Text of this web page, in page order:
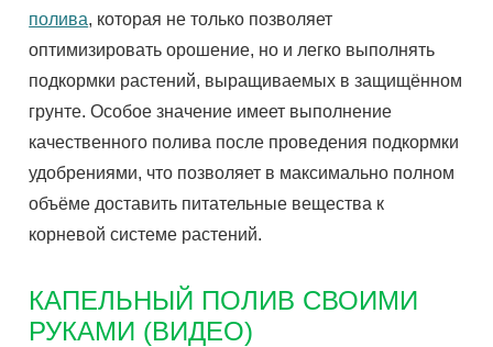
полива, которая не только позволяет
оптимизировать орошение, но и легко выполнять
подкормки растений, выращиваемых в защищённом
грунте. Особое значение имеет выполнение
качественного полива после проведения подкормки
удобрениями, что позволяет в максимально полном
объёме доставить питательные вещества к
корневой системе растений.
КАПЕЛЬНЫЙ ПОЛИВ СВОИМИ
РУКАМИ (ВИДЕО)